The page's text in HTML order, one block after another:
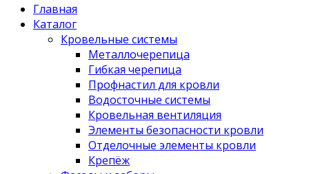
Главная
Каталог
Кровельные системы
Металлочерепица
Гибкая черепица
Профнастил для кровли
Водосточные системы
Кровельная вентиляция
Элементы безопасности кровли
Отделочные элементы кровли
Крепёж